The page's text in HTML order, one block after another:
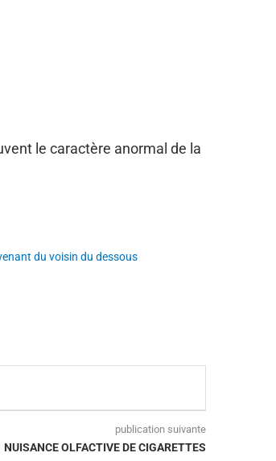
le caractère anormal de la
du voisin du dessous
publication suivante
NUISANCE OLFACTIVE DE CIGARETTES